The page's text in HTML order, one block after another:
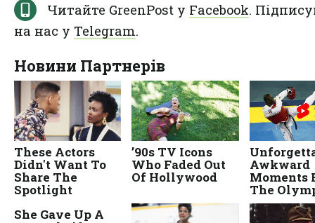
Читайте GreenPost у Facebook.
на нас у Telegram.